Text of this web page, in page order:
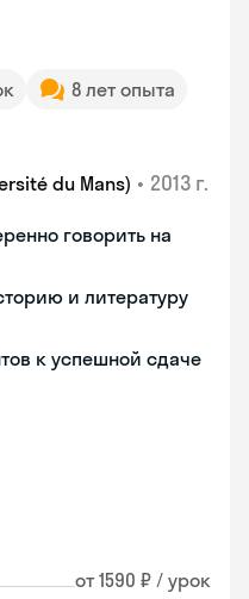
8 лет опыта
du Mans) • 2013 г.
говорить на
и литературу
к успешной сдаче
от 1590 ₽ / урок